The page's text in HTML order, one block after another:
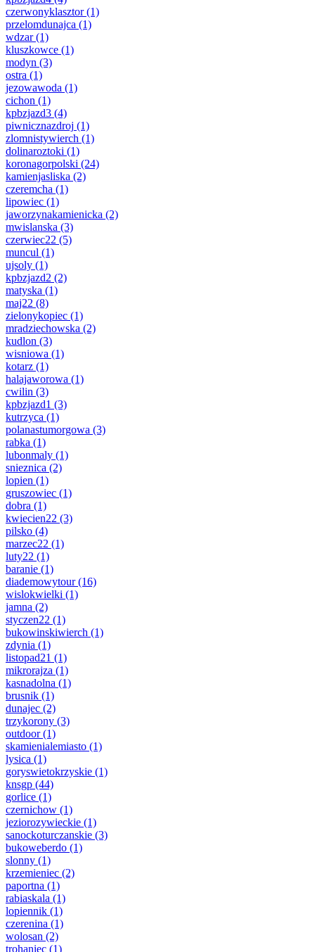
czerwonyklasztor(1)
przelomdunajca (1)
wdzar(1)
kluszkowce (1)
modyn (3)
ostra (1)
jezowawoda (1)
cichon (1)
kpbzjazd3 (4)
piwnicznazdroj (1)
zlomnistywierch (1)
dolinaroztoki (1)
koronagorpolski (24)
kamienjasliska (2)
czeremcha (1)
lipowiec (1)
jaworzynakamienicka (2)
mwislanska (3)
czerwiec22 (5)
muncul (1)
ujsoly (1)
kpbzjazd2 (2)
matyska (1)
maj22 (8)
zielonykopiec (1)
mradziechowska (2)
kudlon (3)
wisniowa (1)
kotarz (1)
halajaworowa (1)
cwilin (3)
kpbzjazd1 (3)
kutrzyca (1)
polanastumorgowa (3)
rabka (1)
lubonmaly (1)
snieznica (2)
lopien (1)
gruszowiec (1)
dobra (1)
kwiecien22 (3)
pilsko (4)
marzec22 (1)
luty22 (1)
baranie (1)
diademowytour(16)
wislokwielki (1)
jamna (2)
styczen22 (1)
bukowinskiwierch (1)
zdynia (1)
listopad21 (1)
mikrorajza (1)
kasnadolna (1)
brusnik (1)
dunajec (2)
trzykorony (3)
outdoor(1)
skamienialemiasto (1)
lysica (1)
goryswietokrzyskie (1)
knsgp (44)
gorlice (1)
czernichow (1)
jeziorozywieckie (1)
sanockoturczanskie (3)
bukoweberdo (1)
slonny (1)
krzemieniec (2)
paportna (1)
rabiaskala (1)
lopiennik (1)
czerenina (1)
wolosan (2)
trohaniec (1)